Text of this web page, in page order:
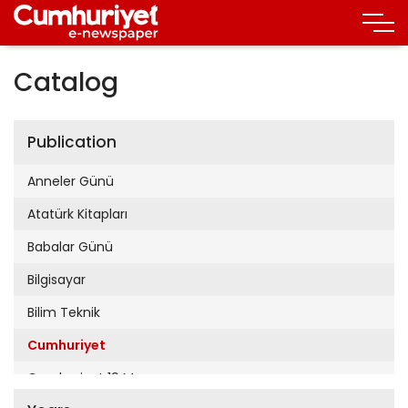
Catalog
Publication
Anneler Günü
Atatürk Kitapları
Babalar Günü
Bilgisayar
Bilim Teknik
Cumhuriyet
Cumhuriyet 19 Mayıs